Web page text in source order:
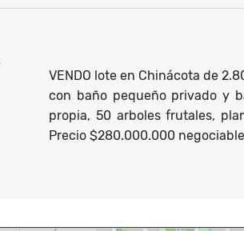
VENDO lote en Chinácota de
con baño pequeño privado y
propia, 50 arboles frutales,
Precio $280.000.000